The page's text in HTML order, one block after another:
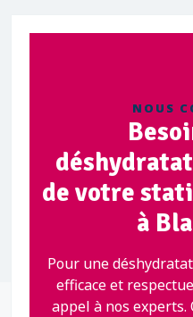
NOUS
de votre
à
Pour une
efficace et
appel à nos